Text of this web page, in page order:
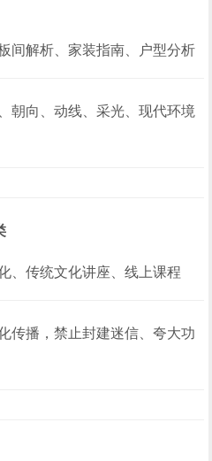
间解析、家装指南、户型分析
朝向、动线、采光、现代环境
、传统文化讲座、线上课程
传播，禁止封建迷信、夸大功